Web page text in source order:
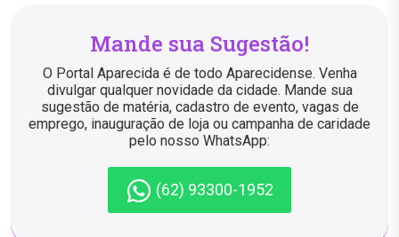
Mande sua Sugestão!
O Portal Aparecida é de todo Aparecidense. Venha
divulgar qualquer novidade da cidade. Mande sua
sugestão de matéria, cadastro de evento, vagas de
emprego, inauguração de loja ou campanha de caridade
pelo nosso WhatsApp:
(62) 93300-1952